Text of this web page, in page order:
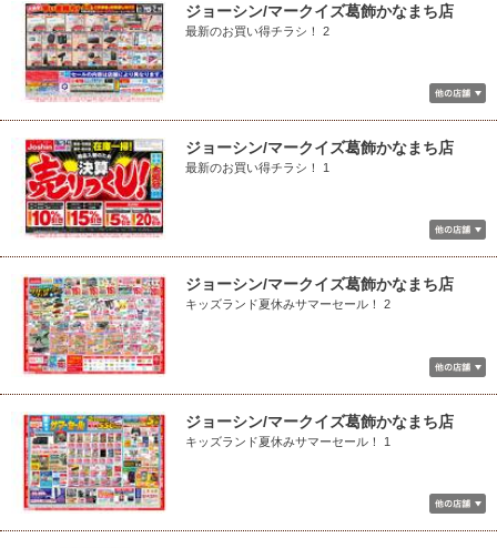
ジョーシン/マークイズ葛飾かなまち店
最新のお買い得チラシ！ 2
ジョーシン/マークイズ葛飾かなまち店
最新のお買い得チラシ！ 1
ジョーシン/マークイズ葛飾かなまち店
キッズランド夏休みサマーセール！ 2
ジョーシン/マークイズ葛飾かなまち店
キッズランド夏休みサマーセール！ 1